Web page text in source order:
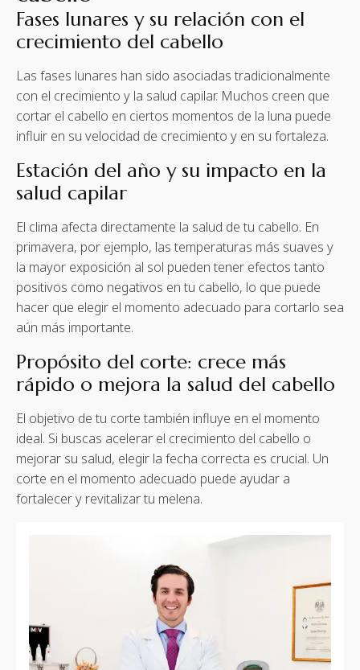
Fases lunares y su relación con el
crecimiento del cabello
Las fases lunares han sido asociadas tradicionalmente
con el crecimiento y la salud capilar. Muchos creen que
cortar el cabello en ciertos momentos de la luna puede
influir en su velocidad de crecimiento y en su fortaleza.
Estación del año y su impacto en la
salud capilar
El clima afecta directamente la salud de tu cabello. En
primavera, por ejemplo, las temperaturas más suaves y
la mayor exposición al sol pueden tener efectos tanto
positivos como negativos en tu cabello, lo que puede
hacer que elegir el momento adecuado para cortarlo sea
aún más importante.
Propósito del corte: crece más
rápido o mejora la salud del cabello
El objetivo de tu corte también influye en el momento
ideal. Si buscas acelerar el crecimiento del cabello o
mejorar su salud, elegir la fecha correcta es crucial. Un
corte en el momento adecuado puede ayudar a
fortalecer y revitalizar tu melena.